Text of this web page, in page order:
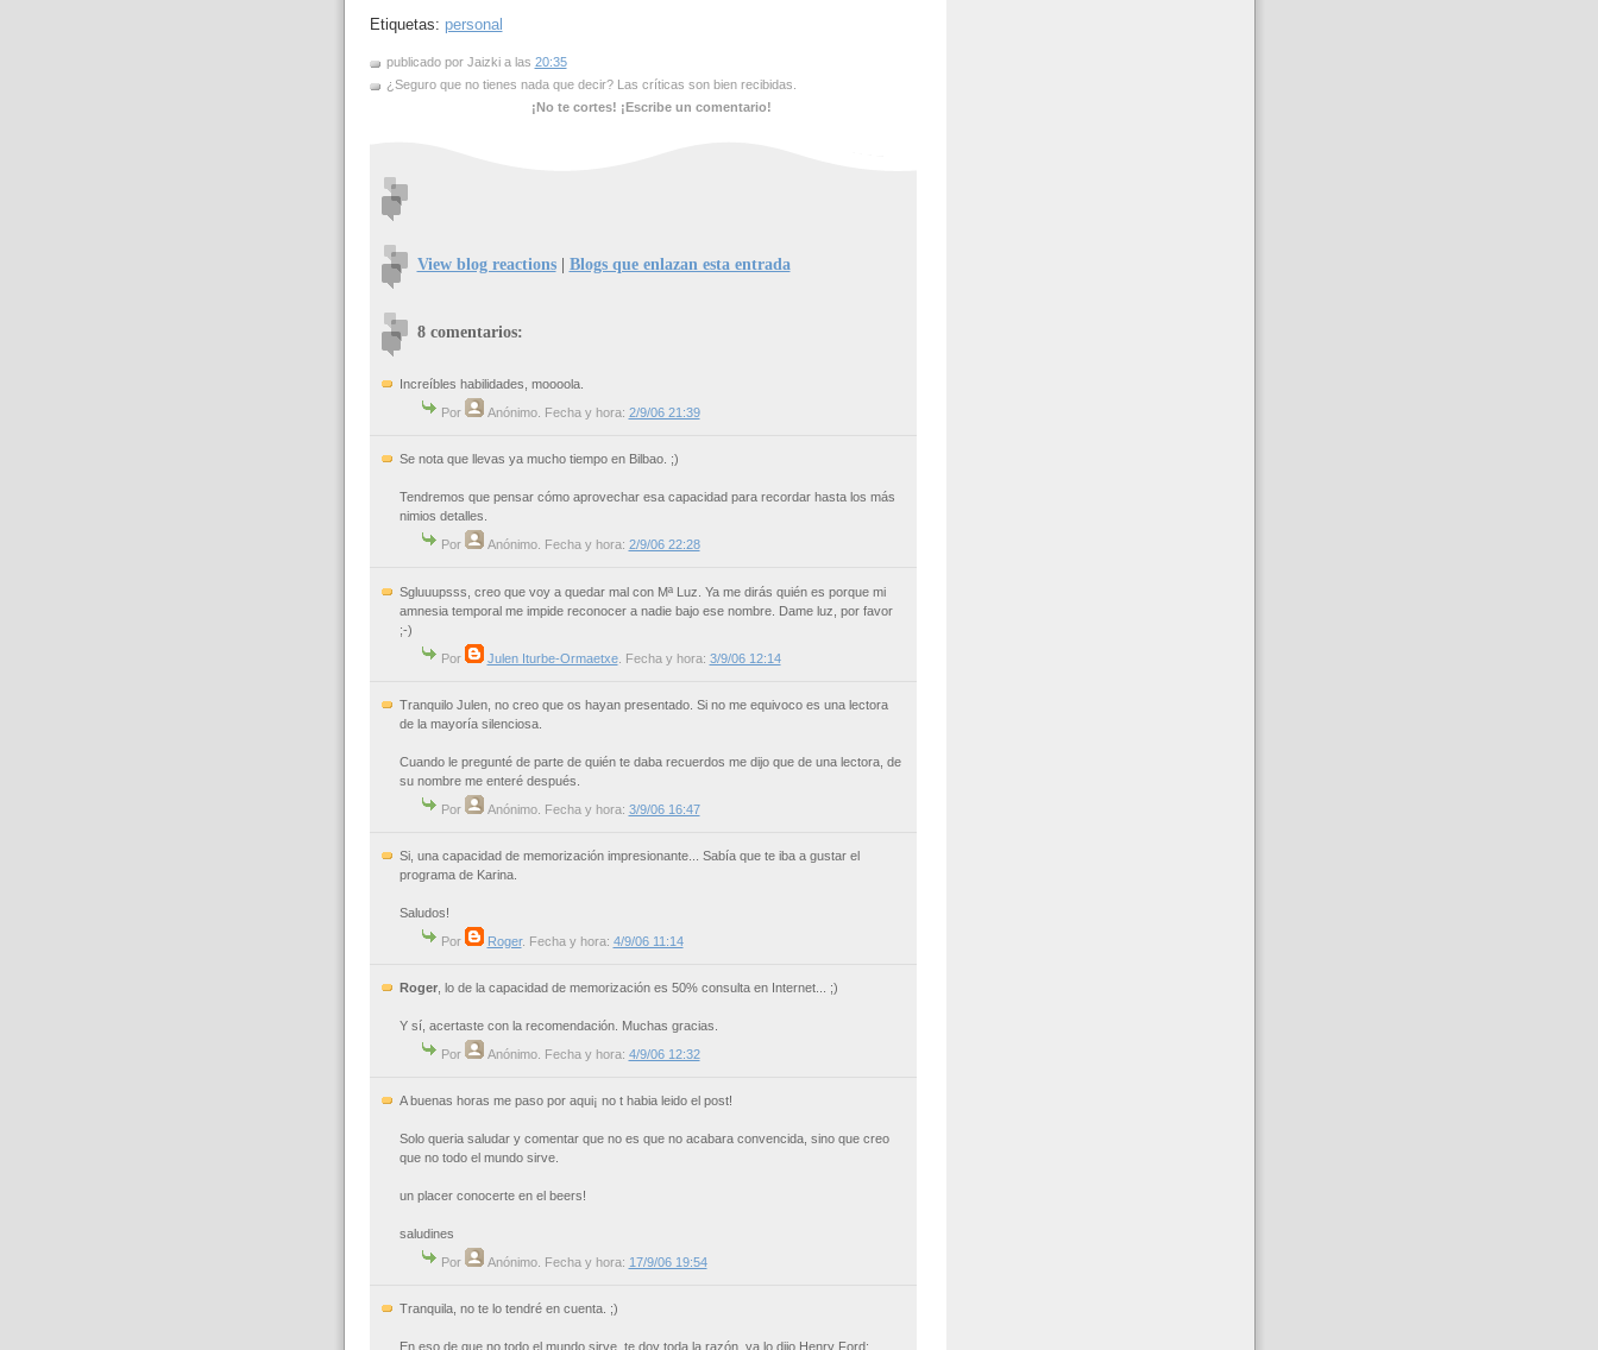
Etiquetas: personal
publicado por Jaizki a las 20:35
¿Seguro que no tienes nada que decir? Las críticas son bien recibidas.
¡No te cortes! ¡Escribe un comentario!
View blog reactions| Blogs que enlazan esta entrada
8 comentarios:
Increíbles habilidades, moooola.
Por
Anónimo. Fecha y hora: 2/9/06 21:39
Se nota que llevas ya mucho tiempo en Bilbao. ;)
Tendremos que pensar cómo aprovechar esa capacidad para recordar hasta los más
nimios detalles.
Por
Anónimo. Fecha y hora: 2/9/06 22:28
Sgluuupsss, creo que voy a quedar mal con Mª Luz. Ya me dirás quién es porque mi
amnesia temporal me impide reconocer a nadie bajo ese nombre. Dame luz, por favor
;-)
Por
Julen Iturbe-Ormaetxe. Fecha y hora: 3/9/06 12:14
Tranquilo Julen, no creo que os hayan presentado. Si no me equivoco es una lectora
de la mayoría silenciosa.
Cuando le pregunté de parte de quién te daba recuerdos me dijo que de una lectora, de
su nombre me enteré después.
Por
Anónimo. Fecha y hora: 3/9/06 16:47
Si, una capacidad de memorización impresionante... Sabía que te iba a gustar el
programa de Karina.
Saludos!
Por
Roger. Fecha y hora: 4/9/06 11:14
Roger, lo de la capacidad de memorización es 50% consulta en Internet... ;)
Y sí, acertaste con la recomendación. Muchas gracias.
Por
Anónimo. Fecha y hora: 4/9/06 12:32
A buenas horas me paso por aqui¡ no t habia leido el post!
Solo queria saludar y comentar que no es que no acabara convencida, sino que creo
que no todo el mundo sirve.
un placer conocerte en el beers!
saludines
Por
Anónimo. Fecha y hora: 17/9/06 19:54
Tranquila, no te lo tendré en cuenta. ;)
En eso de que no todo el mundo sirve, te doy toda la razón, ya lo dijo Henry Ford: